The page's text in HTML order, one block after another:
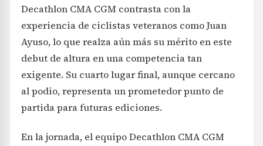
Decathlon CMA CGM contrasta con la
experiencia de ciclistas veteranos como Juan
Ayuso, lo que realza aún más su mérito en este
debut de altura en una competencia tan
exigente. Su cuarto lugar final, aunque cercano
al podio, representa un prometedor punto de
partida para futuras ediciones.
En la jornada, el equipo Decathlon CMA CGM